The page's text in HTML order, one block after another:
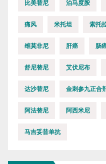
比美替尼 泊马度胺
痛风 米托坦 索托
维莫非尼 肝癌 肠
舒尼替尼 艾伏尼布
达沙替尼 金刺参九正合
阿法替尼 阿西米尼
马吉妥昔单抗